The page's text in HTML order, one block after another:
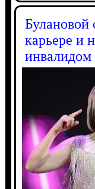
Булановой
карьере и
инвалидом